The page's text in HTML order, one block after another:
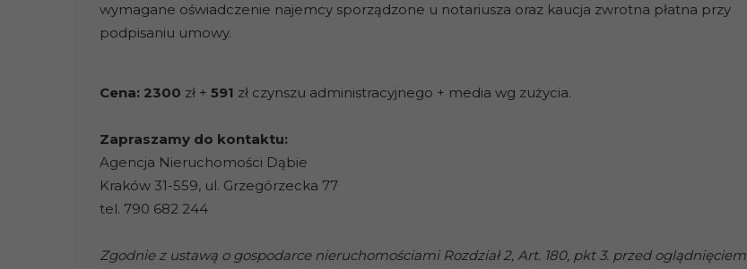
wymagane oświadczenie najemcy sporządzone u notariusza oraz kaucja zwrotna płatna przy
podpisaniu umowy.
Cena: 2300 zł + 591 zł czynszu administracyjnego + media wg zużycia.
Zapraszamy do kontaktu:
Agencja Nieruchomości Dąbie
Kraków 31-559, ul. Grzegórzecka 77
tel. 790 682 244
Zgodnie z ustawą o gospodarce nieruchomościami Rozdział 2, Art. 180, pkt 3. przed oglądnięciem